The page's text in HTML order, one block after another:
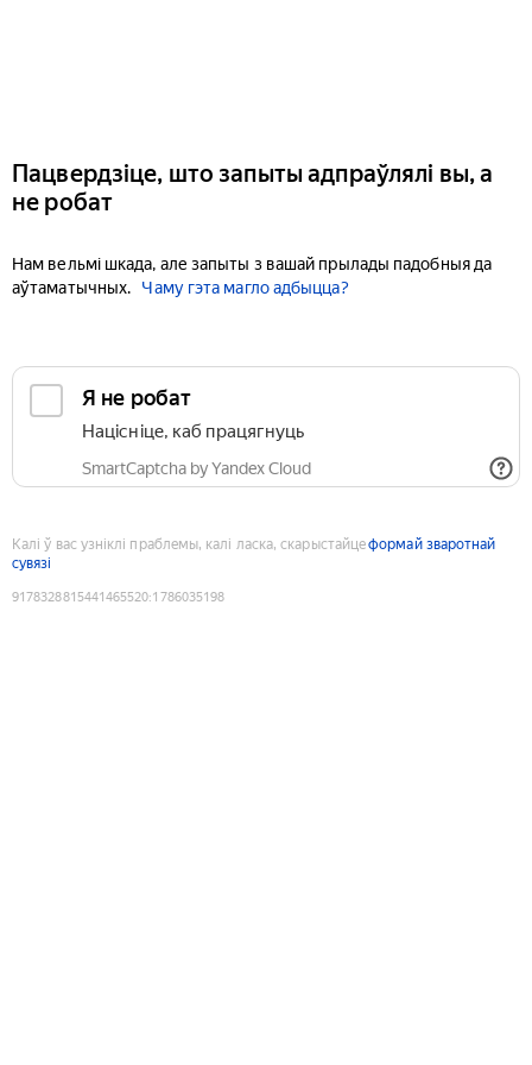
Пацвердзіце, што запыты адпраўлялі вы, а
не робат
Нам вельмі шкада, але запыты з вашай прылады падобныя да
аўтаматычных.
Чаму гэта магло адбыцца?
Я не робат
Націсніце, каб працягнуць
SmartCaptcha by Yandex Cloud
Калі ў вас узніклі праблемы, калі ласка, скарыстайцеформай зваротнай
сувязі
9178328815441465520:1786035198